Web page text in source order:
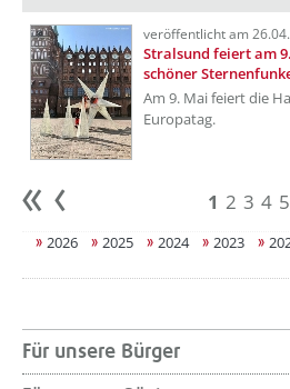
veröffentlicht am
Stralsund feiert am
schöner
Am 9. Mai feiert die
Europatag.
Anfang 1 2 3 4 5
2026 2025 2024 2023
Für unsere Bürger